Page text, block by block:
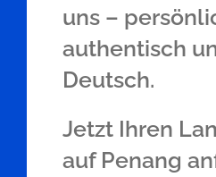
uns –
authentisch
Deutsch.
Jetzt Ihren
auf Penang